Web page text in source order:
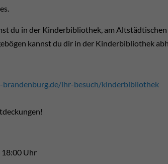
du in der Kinderbibliothek, am
kannst du dir in der Kinderbibliothek
ihr-besuch/kinderbibliothek
18:00 Uhr